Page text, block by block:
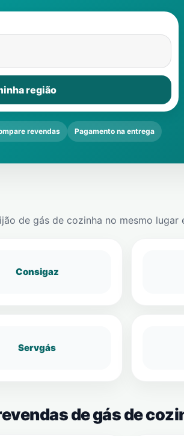
região
revendas Pagamento na entrega
de gás de cozinha no mesmo lugar
Consigaz
Servgás
de gás de